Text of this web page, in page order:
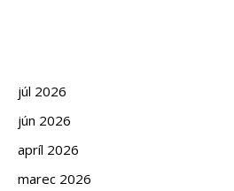
júl 2026
jún 2026
apríl 2026
marec 2026